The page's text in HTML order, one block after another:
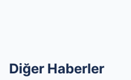
Diğer Haberler